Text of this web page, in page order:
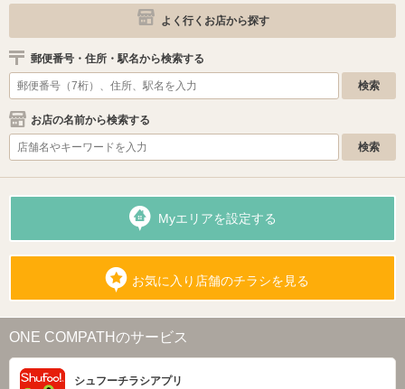
よく行くお店から探す
郵便番号・住所・駅名から検索する
お店の名前から検索する
Myエリアを設定する
お気に入り店舗のチラシを見る
ONE COMPATHのサービス
シュフーチラシアプリ